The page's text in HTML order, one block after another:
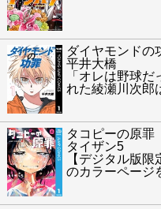
ダイヤモンドの
平井大橋
「オレは野球
れた綾瀬川次郎
タコピーの原罪
タイザン5
【デジタル版
のカラーページ